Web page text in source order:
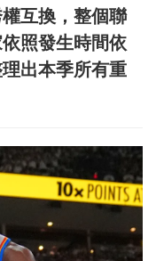
互換，整個聯
照發生時間依
出本季所有重